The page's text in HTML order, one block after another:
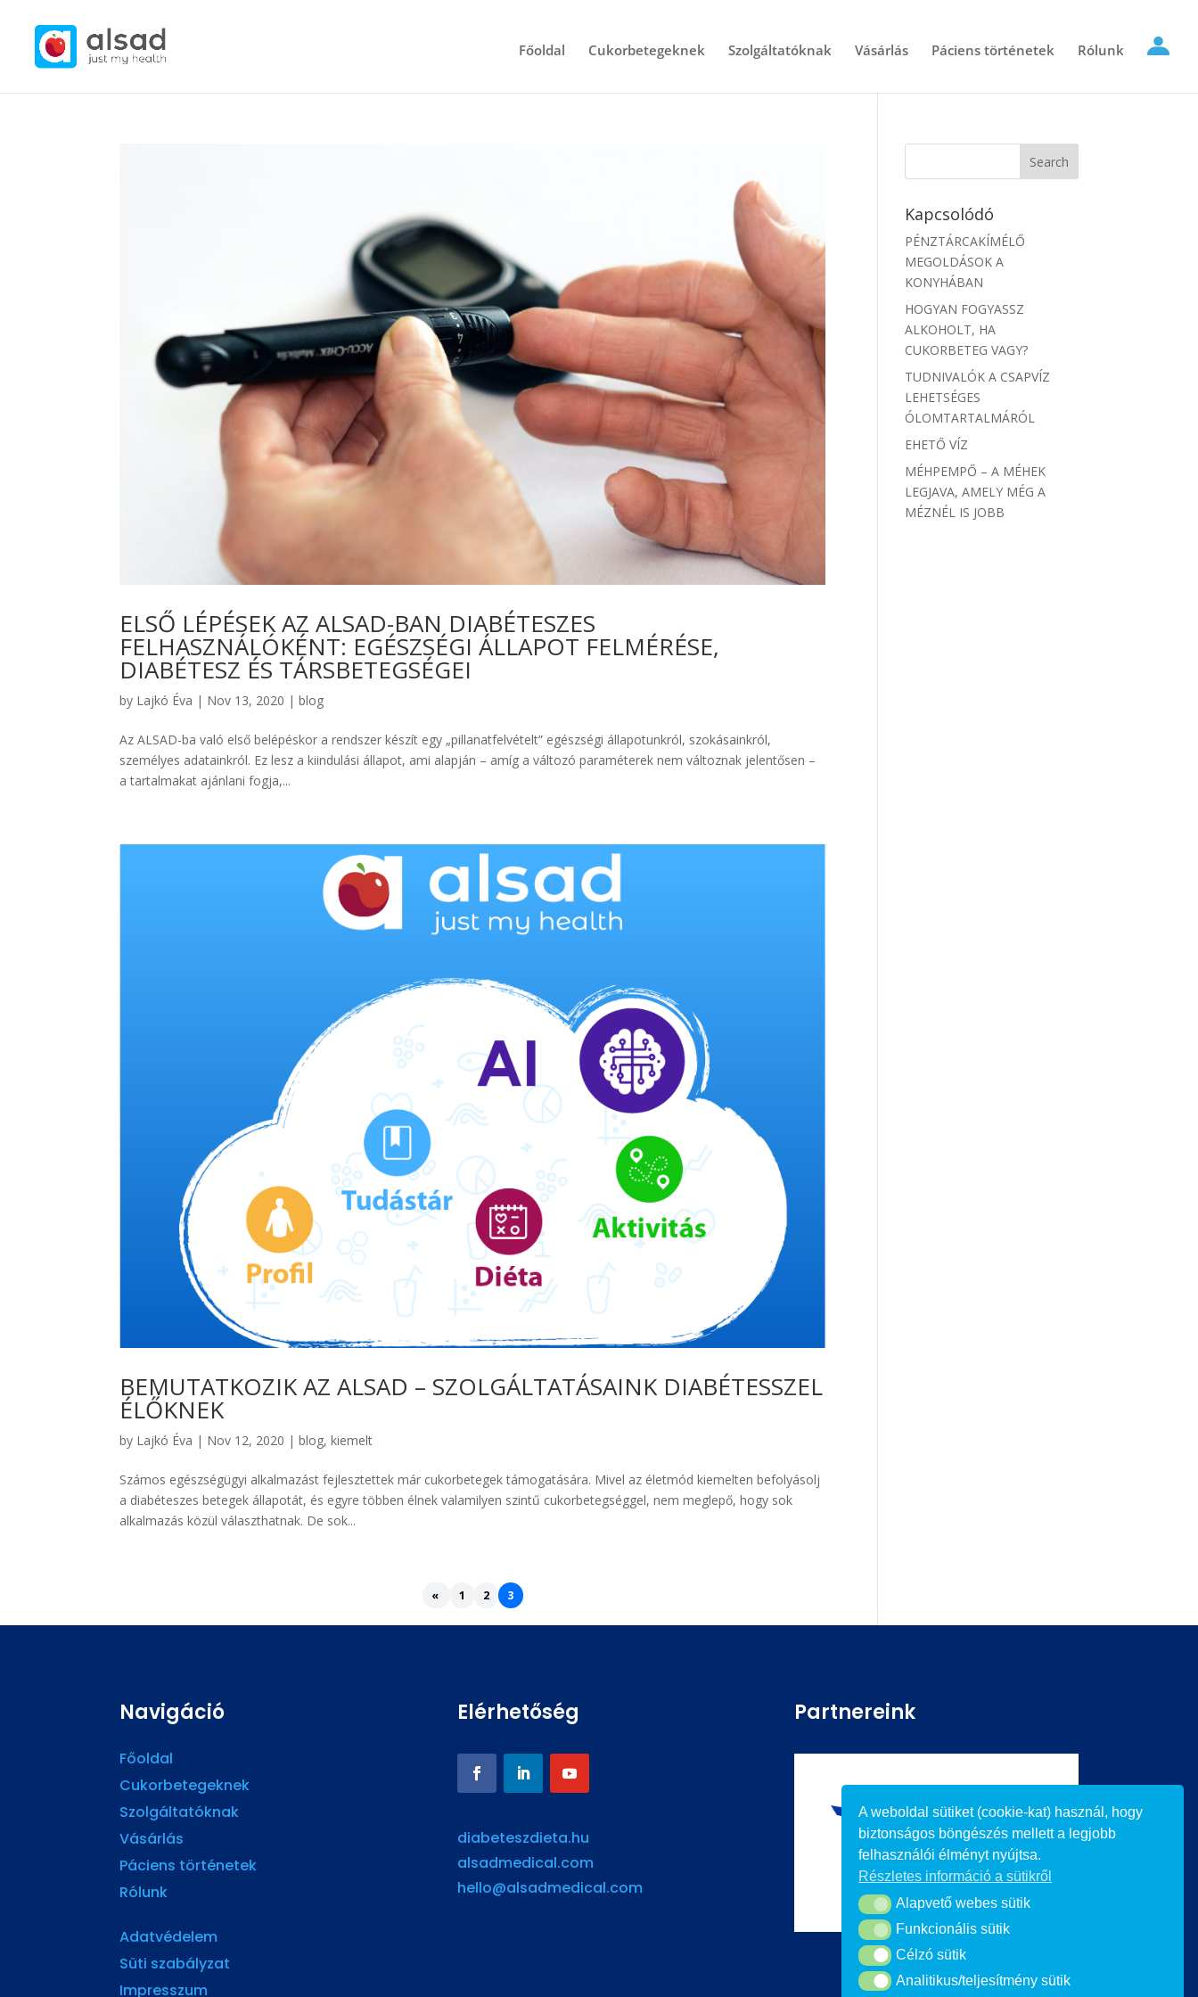
Főoldal Cukorbetegeknek Szolgáltatóknak Vásárlás Páciens történetek Rólunk
ELSŐ LÉPÉSEK AZ ALSAD-BAN DIABÉTESZES
FELHASZNÁLÓKÉNT: EGÉSZSÉGI ÁLLAPOT FELMÉRÉSE,
DIABÉTESZ ÉS TÁRSBETEGSÉGEI
by Lajkó Éva | Nov 13, 2020 |blog
Az ALSAD-ba való első belépéskor a rendszer készít egy „pillanatfelvételt” egészségi állapotunkról, szokásainkról,
személyes adatainkról. Ez lesz a kiindulási állapot, ami alapján – amíg a változó paraméterek nem változnak jelentősen –
a tartalmakat ajánlani fogja,...
BEMUTATKOZIK AZ ALSAD – SZOLGÁLTATÁSAINK DIABÉTESSZEL
ÉLŐKNEK
by Lajkó Éva | Nov 12, 2020 |blog,kiemelt
Számos egészségügyi alkalmazást fejlesztettek már cukorbetegek támogatására. Mivel az életmód kiemelten befolyásolj
a diabéteszes betegek állapotát, és egyre többen élnek valamilyen szintű cukorbetegséggel, nem meglepő, hogy sok
alkalmazás közül választhatnak. De sok...
« 1 2 3
Kapcsolódó
PÉNZTÁRCAKÍMÉLŐ
MEGOLDÁSOK A
KONYHÁBAN
HOGYAN FOGYASSZ
ALKOHOLT, HA
CUKORBETEG VAGY?
TUDNIVALÓK A CSAPVÍZ
LEHETSÉGES
ÓLOMTARTALMÁRÓL
EHETŐ VÍZ
MÉHPEMPŐ – A MÉHEK
LEGJAVA, AMELY MÉG A
MÉZNÉL IS JOBB
Navigáció
Főoldal
Cukorbetegeknek
Szolgáltatóknak
Vásárlás
Páciens történetek
Rólunk
Adatvédelem
Süti szabályzat
Impresszum
Elérhetőség
diabeteszdieta.hu
alsadmedical.com
hello@alsadmedical.com
Partnereink
A weboldal sütiket (cookie-kat) használ, hogy
biztonságos böngészés mellett a legjobb
felhasználói élményt nyújtsa.
Részletes információ a sütikről
Alapvető webes sütik
Alapvető webes sütik
Funkcionális sütik
Funkcionális sütik
Célzó sütikCélzó sütik
Analitikus/teljesítmény sütik
Analitikus/teljesítmény sütik